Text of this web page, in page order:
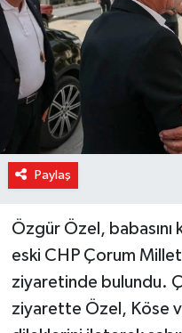
Paylaş
Özgür Özel, babasını
eski CHP Çorum
ziyaretinde bulundu.
ziyarette Özel, Köse
Özel Haber
Sağlık
Siyaset
Son Dakika
Spor